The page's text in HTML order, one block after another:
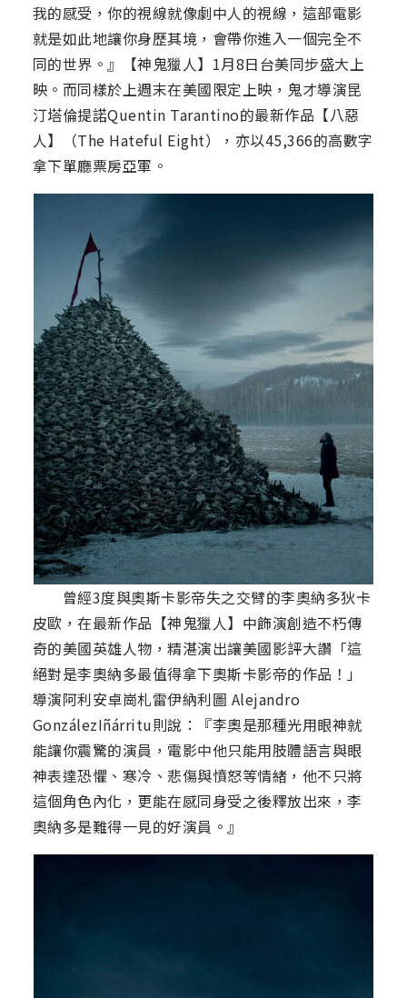
我的感受，你的視線就像劇中人的視線，這部電影
就是如此地讓你身歷其境，會帶你進入一個完全不
同的世界。』【神鬼獵人】1月8日台美同步盛大上
映。而同樣於上週末在美國限定上映，鬼才導演昆
汀塔倫提諾Quentin Tarantino的最新作品【八惡
人】（The Hateful Eight），亦以45,366的高數字
拿下單廳票房亞軍。
曾經3度與奧斯卡影帝失之交臂的李奧納多狄卡
皮歐，在最新作品【神鬼獵人】中飾演創造不朽傳
奇的美國英雄人物，精湛演出讓美國影評大讚「這
絕對是李奧納多最值得拿下奧斯卡影帝的作品！」
導演阿利安卓崗札雷伊納利圖 Alejandro
GonzálezIñárritu則說：『李奧是那種光用眼神就
能讓你震驚的演員，電影中他只能用肢體語言與眼
神表達恐懼、寒冷、悲傷與憤怒等情緒，他不只將
這個角色內化，更能在感同身受之後釋放出來，李
奧納多是難得一見的好演員。』